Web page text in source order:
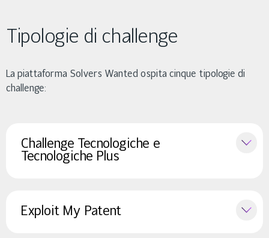
Tipologie di challenge
La piattaforma Solvers Wanted ospita cinque tipologie di
challenge:
Challenge Tecnologiche e
Tecnologiche Plus
Exploit My Patent